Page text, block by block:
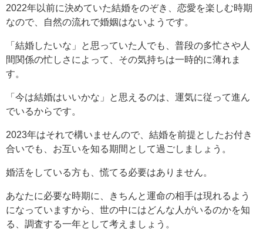
2022年以前に決めていた結婚をのぞき、恋愛を楽しむ時期
なので、自然の流れで婚姻はないようです。
「結婚したいな」と思っていた人でも、普段の多忙さや人
間関係の忙しさによって、その気持ちは一時的に薄れま
す。
「今は結婚はいいかな」と思えるのは、運気に従って進ん
でいるからです。
2023年はそれで構いませんので、結婚を前提としたお付き
合いでも、お互いを知る期間として過ごしましょう。
婚活をしている方も、慌てる必要はありません。
あなたに必要な時期に、きちんと運命の相手は現れるよう
になっていますから、世の中にはどんな人がいるのかを知
る、調査する一年として考えましょう。